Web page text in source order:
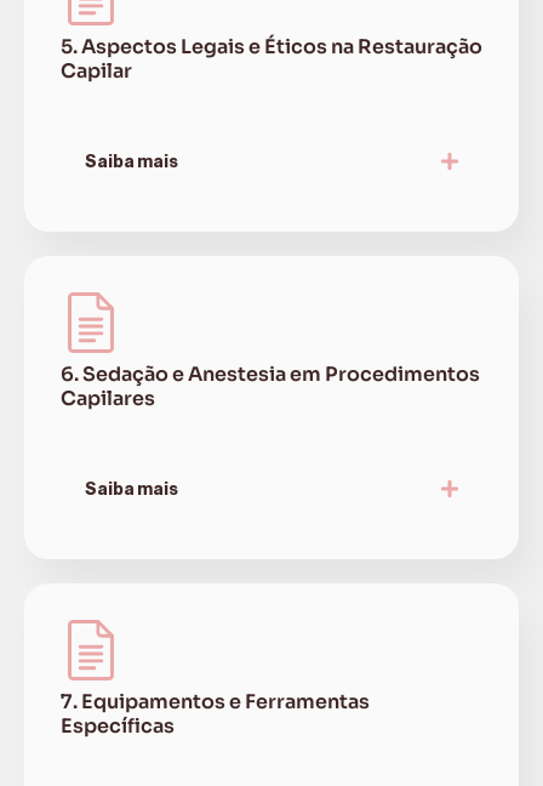
5. Aspectos Legais e Éticos na Restauração
Capilar
Saiba mais
6. Sedação e Anestesia em Procedimentos
Capilares
Saiba mais
7. Equipamentos e Ferramentas
Específicas